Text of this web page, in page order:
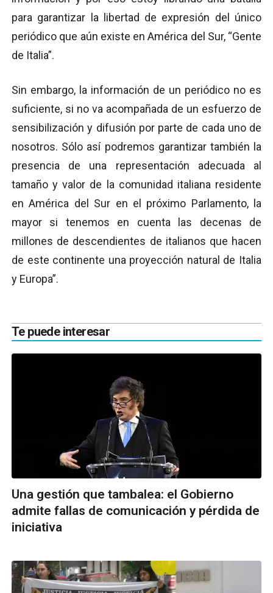
para garantizar la libertad de expresión del único
periódico que aún existe en América del Sur, “Gente
de Italia”.
Sin embargo, la información de un periódico no es
suficiente, si no va acompañada de un esfuerzo de
sensibilización y difusión por parte de cada uno de
nosotros. Sólo así podremos garantizar también la
presencia de una representación adecuada al
tamaño y valor de la comunidad italiana residente
en América del Sur en el próximo Parlamento, la
mayor si tenemos en cuenta las decenas de
millones de descendientes de italianos que hacen
de este continente una proyección natural de Italia
y Europa”.
Te puede interesar
Una gestión que tambalea: el Gobierno
admite fallas de comunicación y pérdida de
iniciativa